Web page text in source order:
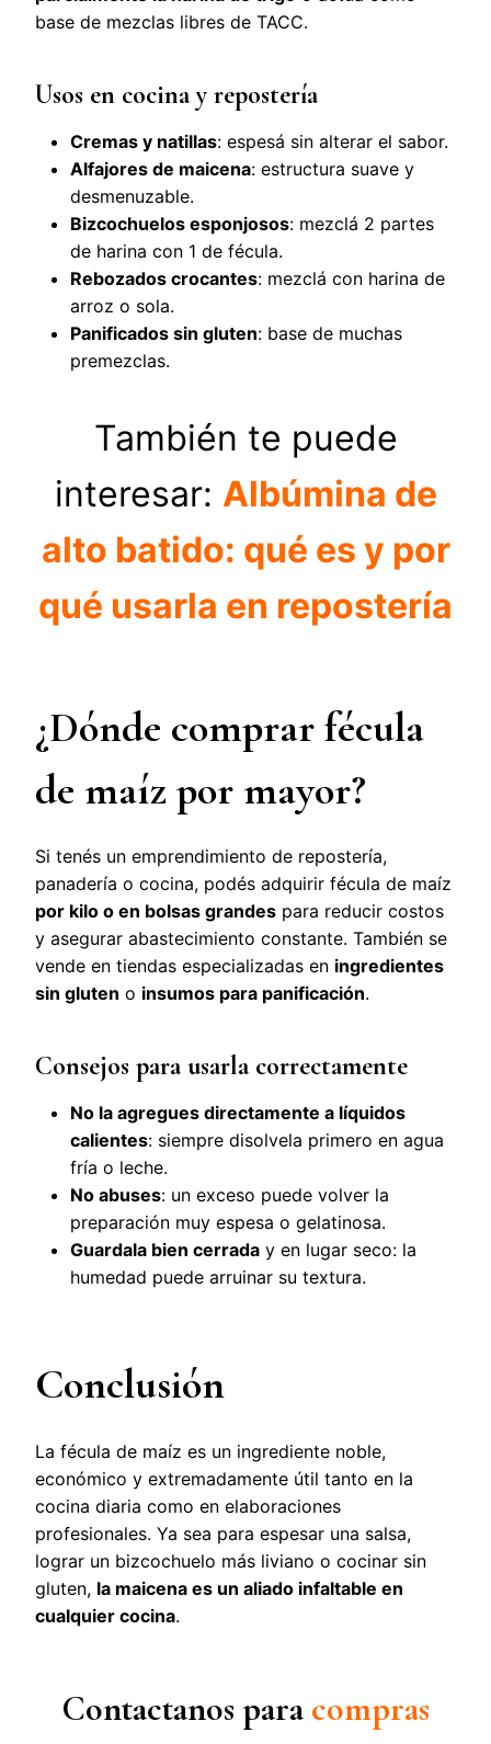
base de mezclas libres de TACC.
Usos en cocina y repostería
Cremas y natillas: espesá sin alterar el sabor.
Alfajores de maicena: estructura suave y
desmenuzable.
Bizcochuelos esponjosos: mezclá 2 partes
de harina con 1 de fécula.
Rebozados crocantes: mezclá con harina de
arroz o sola.
Panificados sin gluten: base de muchas
premezclas.
También te puede
interesar: Albúmina de
alto batido: qué es y por
qué usarla en repostería
¿Dónde comprar fécula
de maíz por mayor?
Si tenés un emprendimiento de repostería,
panadería o cocina, podés adquirir fécula de maíz
por kilo o en bolsas grandes para reducir costos
y asegurar abastecimiento constante. También se
vende en tiendas especializadas en ingredientes
sin gluten o insumos para panificación.
Consejos para usarla correctamente
No la agregues directamente a líquidos
calientes: siempre disolvela primero en agua
fría o leche.
No abuses: un exceso puede volver la
preparación muy espesa o gelatinosa.
Guardala bien cerrada y en lugar seco: la
humedad puede arruinar su textura.
Conclusión
La fécula de maíz es un ingrediente noble,
económico y extremadamente útil tanto en la
cocina diaria como en elaboraciones
profesionales. Ya sea para espesar una salsa,
lograr un bizcochuelo más liviano o cocinar sin
gluten, la maicena es un aliado infaltable en
cualquier cocina.
Contactanos paracompras